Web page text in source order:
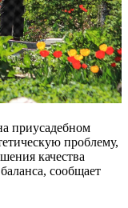
приусадебном
проблему,
качества
сообщает